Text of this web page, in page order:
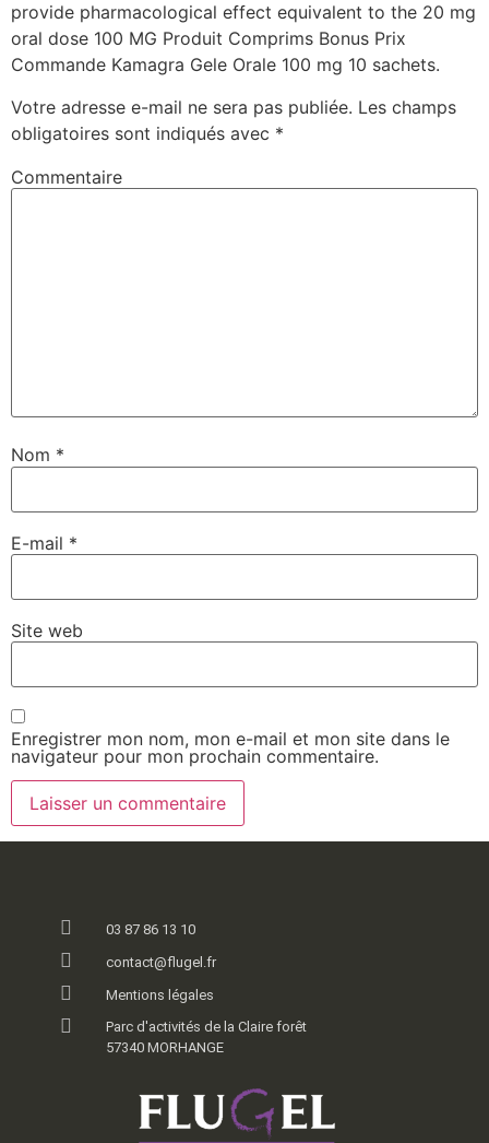
provide pharmacological effect equivalent to the 20 mg
oral dose 100 MG Produit Comprims Bonus Prix
Commande Kamagra Gele Orale 100 mg 10 sachets.
Votre adresse e-mail ne sera pas publiée. Les champs
obligatoires sont indiqués avec *
Commentaire
Nom *
E-mail *
Site web
Enregistrer mon nom, mon e-mail et mon site dans le
navigateur pour mon prochain commentaire.
03 87 86 13 10
contact@flugel.fr
Mentions légales
Parc d'activités de la Claire forêt
57340 MORHANGE